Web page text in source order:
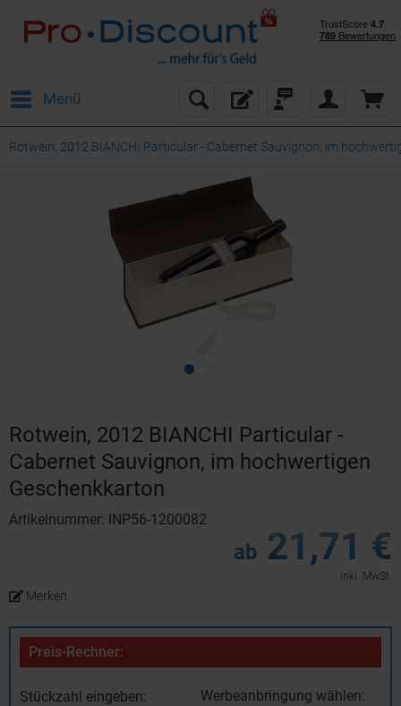
Menü
Rotwein, 2012 BIANCHI Particular - Cabernet Sauvignon, im
Rotwein, 2012 BIANCHI Particular -
Cabernet Sauvignon, im hochwertigen
Geschenkkarton
Artikelnummer: INP56-1200082
ab 21,71 €
inkl. MwSt.
Merken
Preis-Rechner:
Stückzahl eingeben: Werbeanbringung wählen: